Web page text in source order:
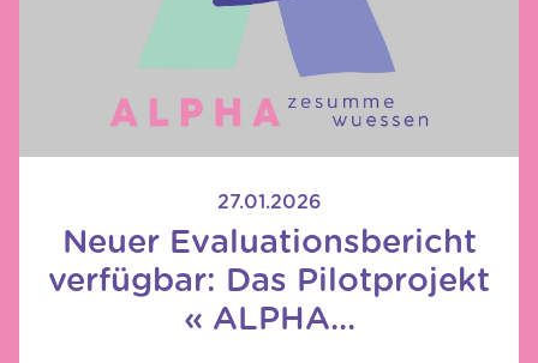
27.01.2026
Neuer Evaluationsbericht
verfügbar: Das Pilotprojekt
« ALPHA...